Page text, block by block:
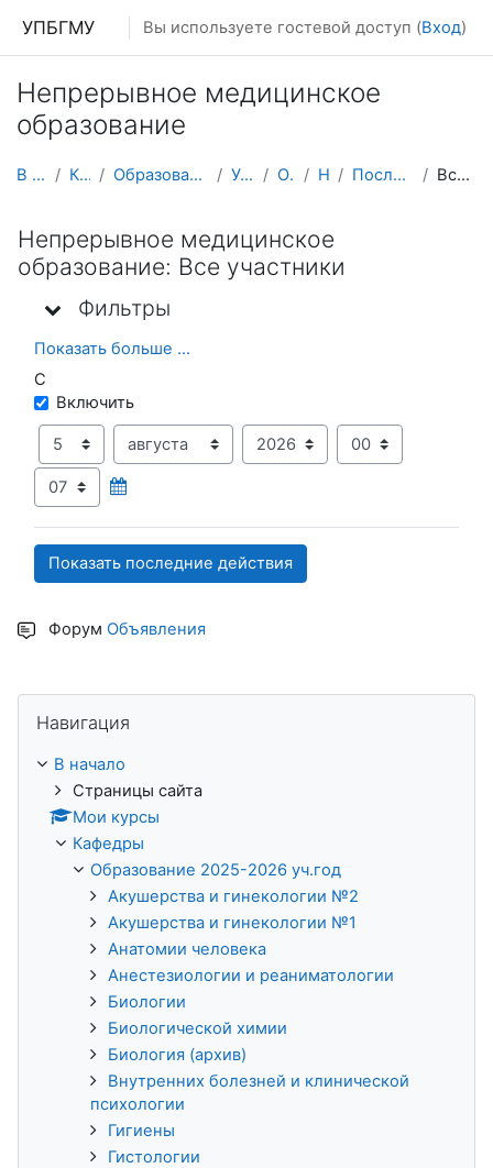
УПБГМУ Вы используете гостевой доступ (Вход)
Непрерывное медицинское
образование
В начало Кафедры Образование 2025-2026 уч.год Урологии О курсе НМОУ Последние действия Все участники
Непрерывное медицинское
образование: Все участники
Фильтры
ФильтрыФильтры
Показать больше ...
С
С Включить
День
Месяц Год Час
Минута
Форум Объявления
Навигация
В начало
Страницы сайта
Мои курсы
Кафедры
Образование 2025-2026 уч.год
Акушерства и гинекологии №2
Акушерства и гинекологии №1
Анатомии человека
Анестезиологии и реаниматологии
Биологии
Биологической химии
Биология (архив)
Внутренних болезней и клинической
психологии
Гигиены
Гистологии